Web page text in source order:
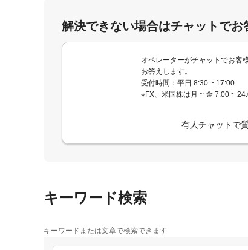
解決できない場合はチャットでお
オペレーターがチャットでお客
お答えします。
受付時間：平日 8:30 ~ 17:00
※FX、米国株は月 ~ 金 7:00 ~
有人チャットで
キーワード検索
キーワードまたは文章で検索できます